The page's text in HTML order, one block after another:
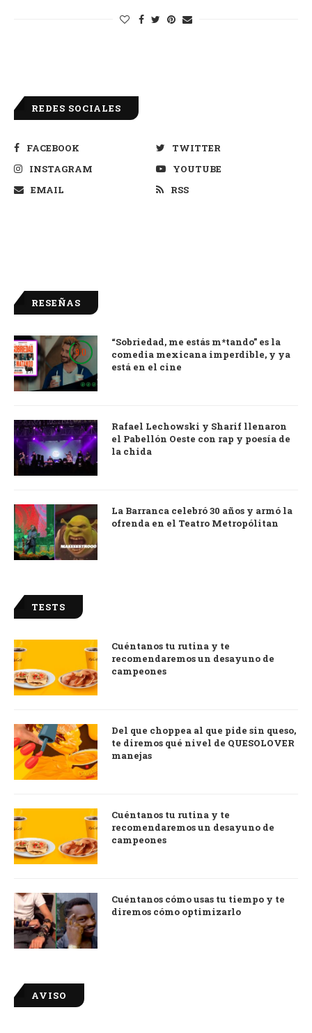
REDES SOCIALES
FACEBOOK
TWITTER
INSTAGRAM
YOUTUBE
EMAIL
RSS
RESEÑAS
9.0
“Sobriedad, me estás m*tando” es la
comedia mexicana imperdible, y ya
está en el cine
Rafael Lechowski y Sharif llenaron
el Pabellón Oeste con rap y poesía de
la chida
La Barranca celebró 30 años y armó la
ofrenda en el Teatro Metropólitan
TESTS
Cuéntanos tu rutina y te
recomendaremos un desayuno de
campeones
Del que choppea al que pide sin queso,
te diremos qué nivel de QUESOLOVER
manejas
Cuéntanos tu rutina y te
recomendaremos un desayuno de
campeones
Cuéntanos cómo usas tu tiempo y te
diremos cómo optimizarlo
AVISO